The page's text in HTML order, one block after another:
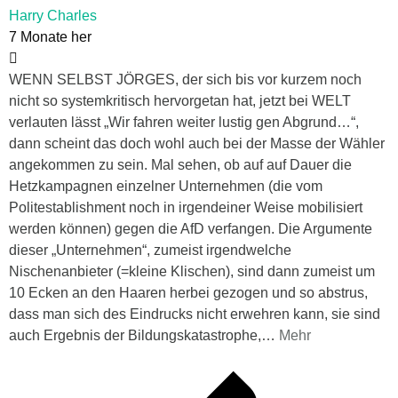
Harry Charles
7 Monate her
WENN SELBST JÖRGES, der sich bis vor kurzem noch
nicht so systemkritisch hervorgetan hat, jetzt bei WELT
verlauten lässt „Wir fahren weiter lustig gen Abgrund…“,
dann scheint das doch wohl auch bei der Masse der Wähler
angekommen zu sein. Mal sehen, ob auf auf Dauer die
Hetzkampagnen einzelner Unternehmen (die vom
Politestablishment noch in irgendeiner Weise mobilisiert
werden können) gegen die AfD verfangen. Die Argumente
dieser „Unternehmen“, zumeist irgendwelche
Nischenanbieter (=kleine Klischen), sind dann zumeist um
10 Ecken an den Haaren herbei gezogen und so abstrus,
dass man sich des Eindrucks nicht erwehren kann, sie sind
auch Ergebnis der Bildungskatastrophe,… Mehr